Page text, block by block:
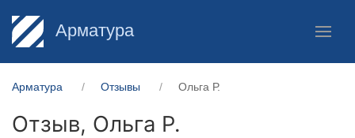
Арматура
Арматура Отзывы Ольга Р.
Отзыв, Ольга Р.